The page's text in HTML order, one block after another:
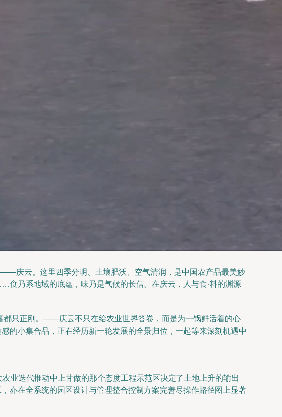
庆云。这里四季分明、土壤肥沃、空气清润，是中国农产品最美妙
乃系地域的底蕴，味乃是气候的长信。在庆云，人与食·料的渊源
都只正刚。——庆云不只在给农业世界答卷，而是为一锅鲜活着的心
的小集合品，正在经历新一轮发展的全景归位，一起等来深刻机遇中
业迭代推动中上甘做的那个态度工程示范区决定了土地上升的输出
在全系统的园区设计与管理整合控制方案完善尽操作路径图上显著